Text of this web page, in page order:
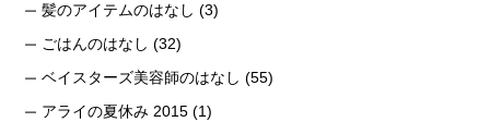
髪のアイテムのはなし (3)
ごはんのはなし (32)
ベイスターズ美容師のはなし (55)
アライの夏休み 2015 (1)